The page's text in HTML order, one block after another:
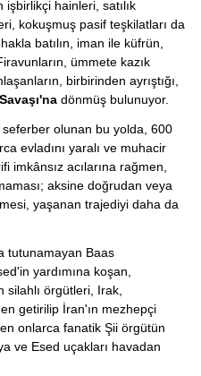
hainleri, satılık
kokuşmuş pasif teşkilatları da
batılın, iman ile küfrün,
ümmete kazık
birbirinden ayrıştığı,
dönmüş bulunuyor.
olunan bu yolda, 600
evladını yaralı ve muhacir
imkânsız acılarına rağmen,
aksine doğrudan veya
yaşanan trajediyi daha da
tutunamayan Baas
yardımına koşan,
silahlı örgütleri, Irak,
getirilip İran'ın mezhepçi
onlarca fanatik Şii örgütün
ve Esed uçakları havadan